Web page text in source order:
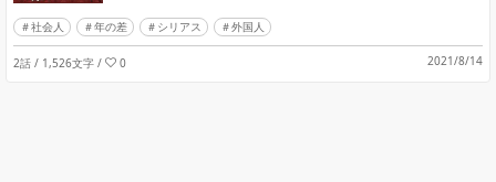
社会人 年の差 シリアス 外国人
2話 / 1,526文字 / 0 2021/8/14